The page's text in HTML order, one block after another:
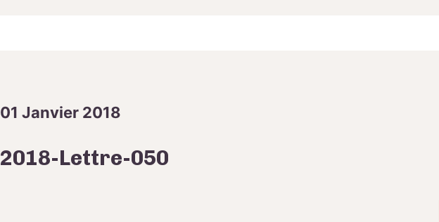
01 Janvier 2018
2018-Lettre-050